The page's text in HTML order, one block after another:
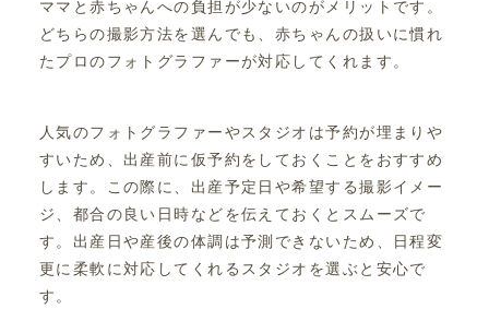
ママと赤ちゃんへの負担が少ないのがメリットです。
どちらの撮影方法を選んでも、赤ちゃんの扱いに慣れ
たプロのフォトグラファーが対応してくれます。
人気のフォトグラファーやスタジオは予約が埋まりや
すいため、出産前に仮予約をしておくことをおすすめ
します。この際に、出産予定日や希望する撮影イメー
ジ、都合の良い日時などを伝えておくとスムーズで
す。出産日や産後の体調は予測できないため、日程変
更に柔軟に対応してくれるスタジオを選ぶと安心で
す。